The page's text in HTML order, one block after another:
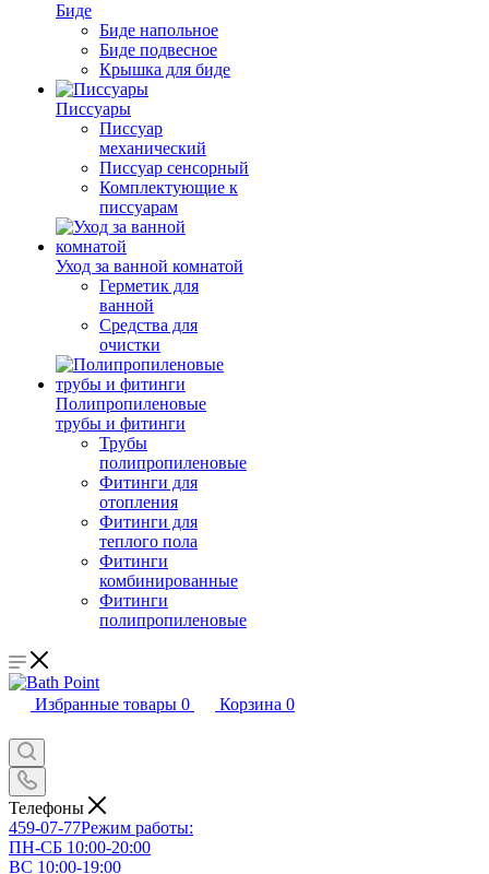
Биде
Биде напольное
Биде подвесное
Крышка для биде
Писсуары
Писсуар
механический
Писсуар сенсорный
Комплектующие к
писсуарам
Уход за ванной комнатой
Герметик для
ванной
Средства для
очистки
Полипропиленовые
трубы и фитинги
Трубы
полипропиленовые
Фитинги для
отопления
Фитинги для
теплого пола
Фитинги
комбинированные
Фитинги
полипропиленовые
Избранные товары 0 Корзина 0
Телефоны
459-07-77Режим работы:
ПН-СБ 10:00-20:00
ВС 10:00-19:00